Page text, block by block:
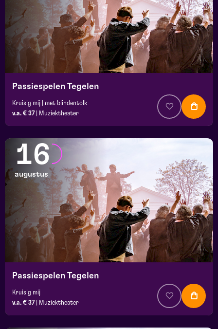
Passiespelen Tegelen
Kruisig mij | met blindentolk
v.a. € 37
Muziektheater
16
augustus
Passiespelen Tegelen
Kruisig mij
v.a. € 37
Muziektheater